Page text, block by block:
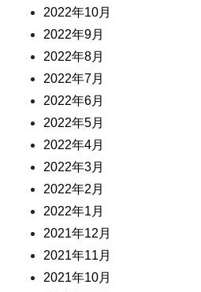
2022年10月
2022年9月
2022年8月
2022年7月
2022年6月
2022年5月
2022年4月
2022年3月
2022年2月
2022年1月
2021年12月
2021年11月
2021年10月